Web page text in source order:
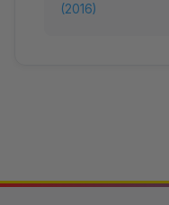
(2016)